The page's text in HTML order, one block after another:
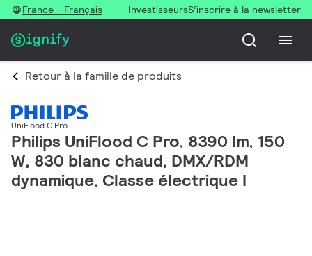
France - Français InvestisseursS’inscrire à la newsletter
Retour à la famille de produits
UniFlood C Pro
Philips UniFlood C Pro, 8390 lm, 150
W, 830 blanc chaud, DMX/RDM
dynamique, Classe électrique I